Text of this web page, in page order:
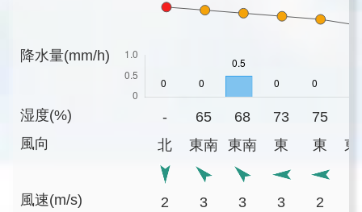
降水量(mm/h)
湿度(%)
風向
風速(m/s)
- 65 68 73 75
北
東南 東南 東 東 東
2 3 3 3 2